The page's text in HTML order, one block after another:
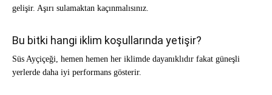
gelişir. Aşırı sulamaktan kaçınmalısınız.
Bu bitki hangi iklim koşullarında yetişir?
Süs Ayçiçeği, hemen hemen her iklimde dayanıklıdır fakat güneşli
yerlerde daha iyi performans gösterir.